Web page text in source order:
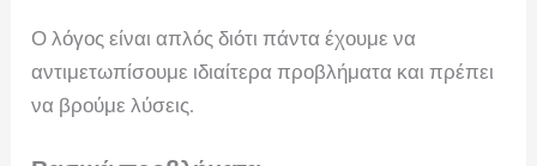
Ο λόγος είναι απλός διότι πάντα έχουμε να
αντιμετωπίσουμε ιδιαίτερα προβλήματα και πρέπει
να βρούμε λύσεις.